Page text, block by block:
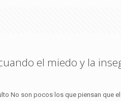
el miedo y la
No son pocos los que piensan que